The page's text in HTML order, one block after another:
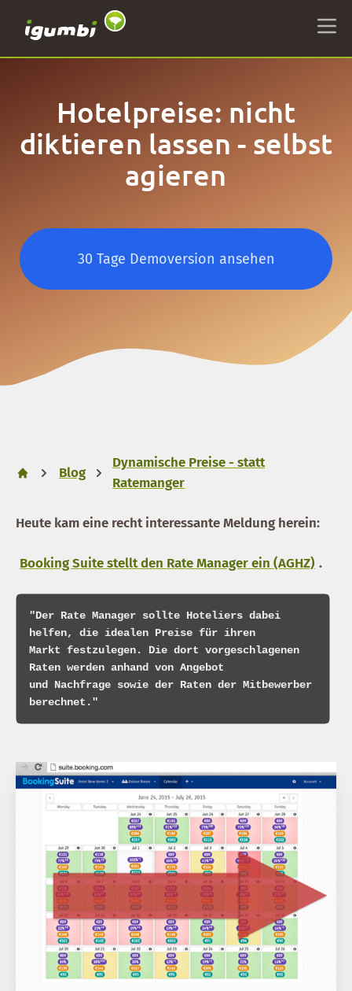
Hotelpreise: nicht
diktieren lassen - selbst
agieren
30 Tage Demoversion ansehen
Blog
Dynamische Preise - statt
Ratemanger
Heute kam eine recht interessante Meldung herein:
Booking Suite stellt den Rate Manager ein (AGHZ) .
"Der Rate Manager sollte Hoteliers dabei
helfen, die idealen Preise für ihren
Markt festzulegen. Die dort vorgeschlagenen
Raten werden anhand von Angebot
und Nachfrage sowie der Raten der Mitbewerber